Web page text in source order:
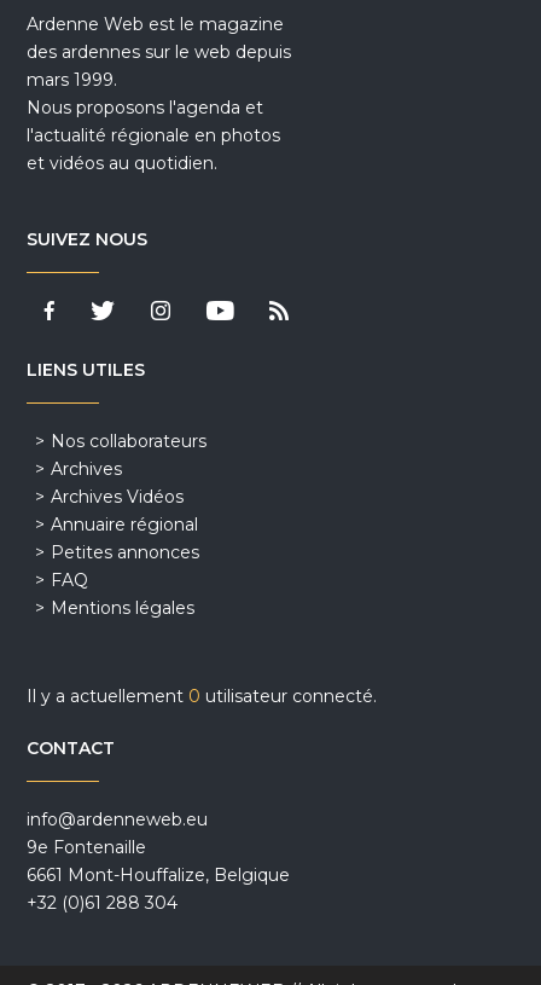
Ardenne Web est le magazine
des ardennes sur le web depuis
mars 1999.
Nous proposons l'agenda et
l'actualité régionale en photos
et vidéos au quotidien.
SUIVEZ NOUS
LIENS UTILES
Nos collaborateurs
Archives
Archives Vidéos
Annuaire régional
Petites annonces
FAQ
Mentions légales
Il y a actuellement 0 utilisateur connecté.
CONTACT
info@ardenneweb.eu
9e Fontenaille
6661 Mont-Houffalize, Belgique
+32 (0)61 288 304